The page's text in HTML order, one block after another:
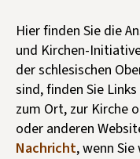
Publikationen
Kunst & Kultur
Förderung &
Über uns
Hier finden Sie die
und Kirchen-
der schlesischen
sind, finden Sie
zum Ort, zur Kirche
oder anderen
Nachricht, wenn